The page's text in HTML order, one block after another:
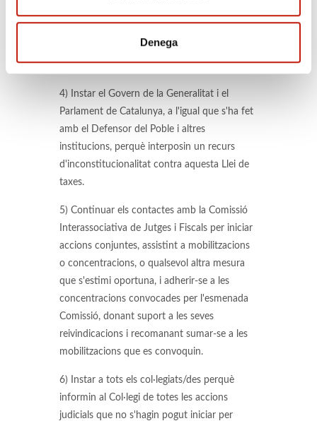
Denega
coneguts, clients...
secretaris judicials quant a la determinació
exacta dels fets imponibles de la Llei de taxes.
4) Instar el Govern de la Generalitat i el
Parlament de Catalunya, a l'igual que s'ha fet
amb el Defensor del Poble i altres
institucions, perquè interposin un recurs
d'inconstitucionalitat contra aquesta Llei de
taxes.
5) Continuar els contactes amb la Comissió
Interassociativa de Jutges i Fiscals per iniciar
accions conjuntes, assistint a mobilitzacions
o concentracions, o qualsevol altra mesura
que s'estimi oportuna, i adherir-se a les
concentracions convocades per l'esmenada
Comissió, donant suport a les seves
reivindicacions i recomanant sumar-se a les
mobilitzacions que es convoquin.
6) Instar a tots els col·legiats/des perquè
informin al Col·legi de totes les accions
judicials que no s'hagin pogut iniciar per